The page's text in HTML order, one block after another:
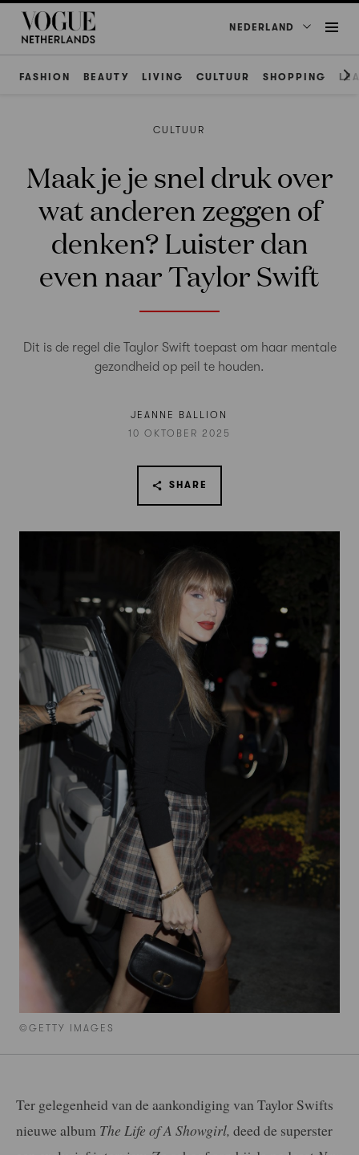
NEDERLAND
FASHION BEAUTY LIVING CULTUUR SHOPPING
©GETTY IMAGES
CULTUUR
Maak je je snel druk over
wat anderen zeggen of
denken? Luister dan
even naar Taylor Swift
Dit is de regel die Taylor Swift toepast om haar mentale
gezondheid op peil te houden.
JEANNE BALLION
10 OKTOBER 2025
SHARE
Ter gelegenheid van de aankondiging van Taylor Swifts
nieuwe album The Life of A Showgirl, deed de superster